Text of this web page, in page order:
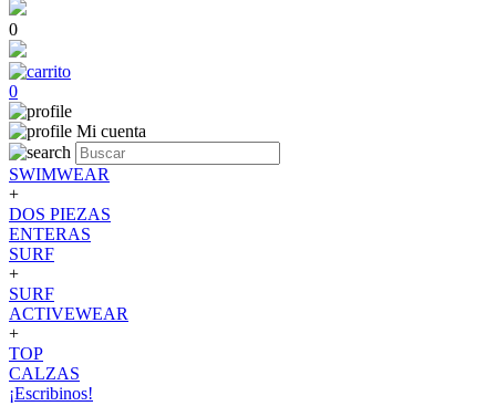
0
0
Mi cuenta
SWIMWEAR
+
DOS PIEZAS
ENTERAS
SURF
+
SURF
ACTIVEWEAR
+
TOP
CALZAS
¡Escribinos!